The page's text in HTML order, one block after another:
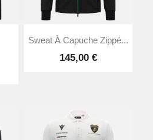
Sweat À Capuche Zippé...
145,00 €